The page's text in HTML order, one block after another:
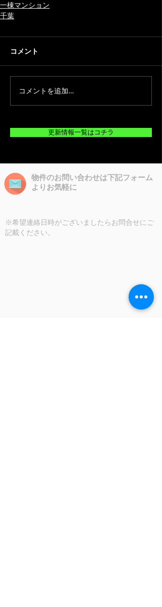
一棟マンション
千葉
コメント
コメントを追加…
更新情報一覧はコチラ
物件のお問い合わせは下記フォーム
よりお気軽に
※希望連絡日時がございましたらお問合せにご
記載ください。